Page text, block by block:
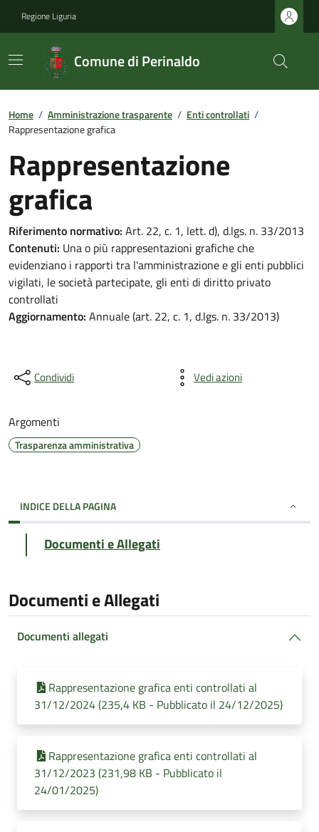
Regione Liguria
Comune di Perinaldo
Home / Amministrazione trasparente / Enti controllati /
Rappresentazione grafica
Rappresentazione
grafica
Riferimento normativo: Art. 22, c. 1, lett. d), d.lgs. n. 33/2013
Contenuti: Una o più rappresentazioni grafiche che
evidenziano i rapporti tra l'amministrazione e gli enti pubblici
vigilati, le società partecipate, gli enti di diritto privato
controllati
Aggiornamento: Annuale (art. 22, c. 1, d.lgs. n. 33/2013)
Condividi Vedi azioni
Argomenti
Trasparenza amministrativa
INDICE DELLA PAGINA
Documenti e Allegati
Documenti e Allegati
Documenti allegati
Rappresentazione grafica enti controllati al
31/12/2024 (235,4 KB - Pubblicato il 24/12/2025)
Rappresentazione grafica enti controllati al
31/12/2023 (231,98 KB - Pubblicato il
24/01/2025)